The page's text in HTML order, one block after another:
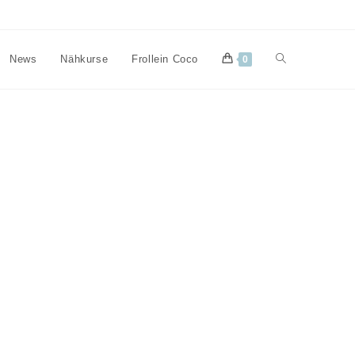
News Nähkurse Frollein Coco 0 Website-